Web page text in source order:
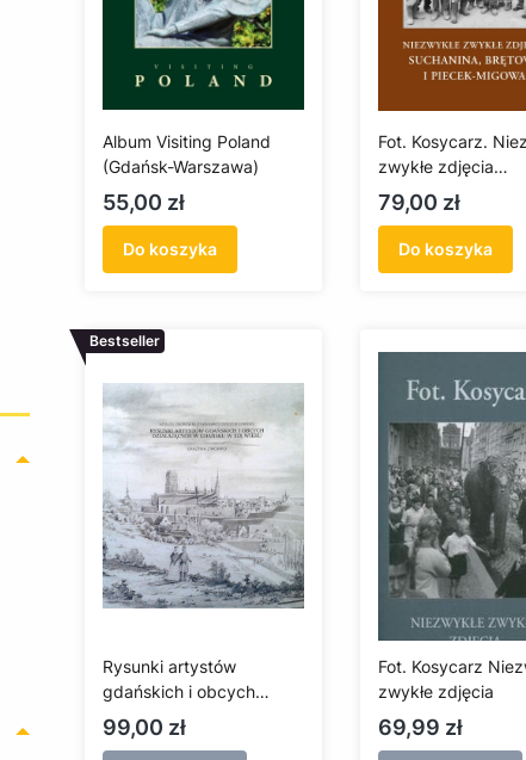
Album Visiting Poland
(Gdańsk-Warszawa)
Cena
55,00 zł
Do koszyka
Fot. Kosycarz.
zwykłe zdjęcia
Suchanina,
Piecek-Migowa
Cena
79,00 zł
Do koszyka
Bestseller
Rysunki artystów
gdańskich i obcych
działających w Gdańsku
w XIX wieku
Cena
99,00 zł
Fot. Kosycarz
zwykłe zdjęcia
Cena
69,99 zł